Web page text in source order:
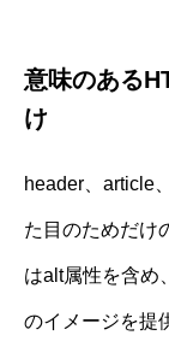
意味のある
け
header、article
た目のためだけ
はalt属性を含め
のイメージを提